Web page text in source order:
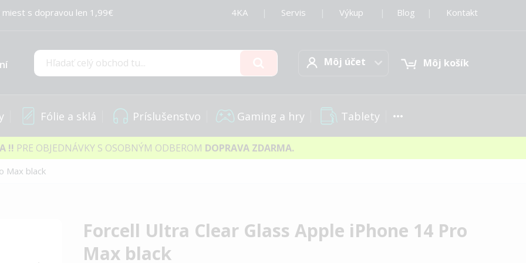
s dopravou len 1,99€ 4KA Servis Výkup Blog Kontakt
Hľadať
Môj účetMôj účet Môj košík
Fólie a sklá Príslušenstvo Gaming a hry Tablety
!! PRE OBJEDNÁVKY S OSOBNÝM ODBEROM DOPRAVA ZDARMA.
Max black
Forcell Ultra Clear Glass Apple iPhone 14 Pro
Max black